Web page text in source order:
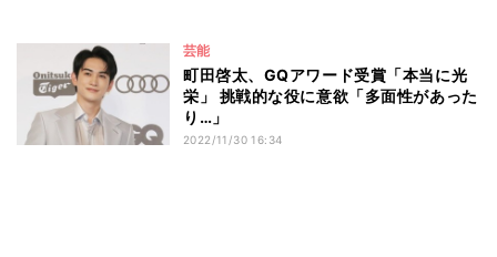
芸能
町田啓太、GQアワード受賞「本当に光
栄」 挑戦的な役に意欲「多面性があった
り…」
2022/11/30 16:34